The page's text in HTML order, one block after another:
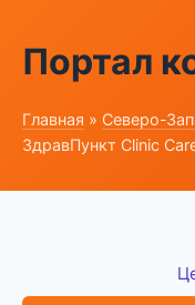
Портал
Главная » Северо-
ЗдравПункт Clinic